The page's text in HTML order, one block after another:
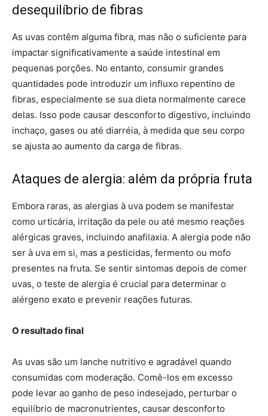
desequilíbrio de fibras
As uvas contêm alguma fibra, mas não o suficiente para
impactar significativamente a saúde intestinal em
pequenas porções. No entanto, consumir grandes
quantidades pode introduzir um influxo repentino de
fibras, especialmente se sua dieta normalmente carece
delas. Isso pode causar desconforto digestivo, incluindo
inchaço, gases ou até diarréia, à medida que seu corpo
se ajusta ao aumento da carga de fibras.
Ataques de alergia: além da própria fruta
Embora raras, as alergias à uva podem se manifestar
como urticária, irritação da pele ou até mesmo reações
alérgicas graves, incluindo anafilaxia. A alergia pode não
ser à uva em si, mas a pesticidas, fermento ou mofo
presentes na fruta. Se sentir sintomas depois de comer
uvas, o teste de alergia é crucial para determinar o
alérgeno exato e prevenir reações futuras.
O resultado final
As uvas são um lanche nutritivo e agradável quando
consumidas com moderação. Comê-los em excesso
pode levar ao ganho de peso indesejado, perturbar o
equilíbrio de macronutrientes, causar desconforto